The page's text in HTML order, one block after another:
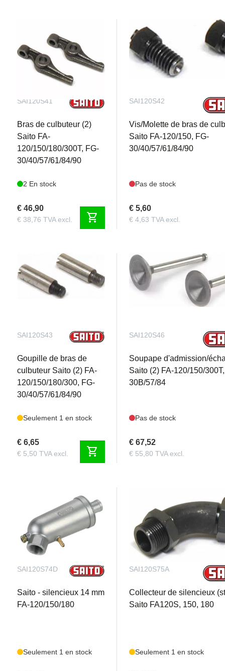
SAI120S41
Bras de culbuteur (2)
Saito FA-
120/150/180/300T, FG-
30/40/57/61/84/90
2 En stock
€ 46,90
€ 38,76 TVA excl. shopping_cart
SAI120S42
Vis/Molette de bras de
Saito FA-120/150, FG-
30/40/57/61/84/90
Pas de stock
€ 5,60
€ 4,63 TVA excl.
SAI120S43
Goupille de bras de
culbuteur Saito (2) FA-
120/150/180/300, FG-
30/40/57/61/84/90
Seulement 1 en stock
€ 6,65
€ 5,50 TVA excl. shopping_cart
SAI120S46
Soupape d'admission/
Saito (2) FA-120/150/
30B/57/84
Pas de stock
€ 67,52
€ 55,80 TVA excl.
SAI120S74D
Saito - silencieux 14 mm
FA-120/150/180
Seulement 1 en stock
SAI120S75A
Collecteur de silencieux
Saito FA120S, 150, 180
Seulement 1 en stock